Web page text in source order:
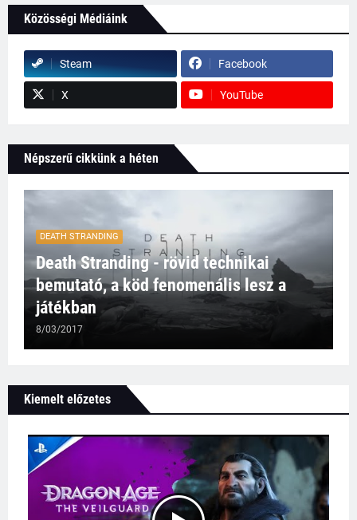
Közösségi Médiáink
Steam Facebook
X YouTube
Népszerű cikkünk a héten
DEATH STRANDING
Death Stranding - rövid technikai
bemutató, a köd fenomenális lesz a
játékban
8/03/2017
Kiemelt előzetes